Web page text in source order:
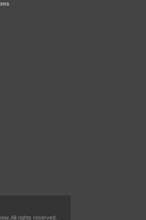
All rights reserved.